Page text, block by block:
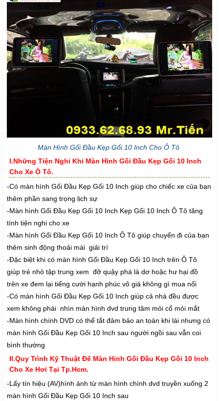
Màn Hình Gối Đầu Kẹp Gối 10 Inch Cho Ô Tô
I.Những Tiện Nghi Khi Màn Hình Gối Đầu Kẹp Gối 10 Inch
Cho Xe Ô Tô.
-Có màn hình Gối Đầu Kẹp Gối 10 Inch giúp cho chiếc xe của bạn
thêm phần sang trọng lịch sự
-Màn hình Gối Đầu Kẹp Gối 10 Inch Kẹp Gối 10 Inch Ô Tô tăng
tính tiện nghi cho xe
-Màn hình Gối Đầu Kẹp Gối 10 Inch Ô Tô giúp chuyến đi của bạn
thêm sinh động thoải mái giải trí
-Đặc biệt khi có màn hình Gối Đầu Kẹp Gối 10 Inch trên Ô Tô
giúp trẻ nhỏ tập trung xem đỡ quậy phá là dơ hoặc hư hại đồ
trên xe đem lại tiếng cười hạnh phúc vô giá không gì mua nổi
-Có màn hình Gối Đầu Kẹp Gối 10 Inch giúp cả nhà đều được
xem không phải nhìn màn hình dvd trung tâm mỏi cổ mỏi mắt
-Màn hình chính DVD có thể tắt đảm bảo an toàn khi lái nhưng có
màn hình Gối Đầu Kẹp Gối 10 Inch sau người ngồi sau vẫn coi
bình thường
II.Quy Trình Kỹ Thuật Để Màn Hinh Gối Đầu Kẹp Gối 10 Inch
Cho Xe Hơi Tại Tp.Hcm.
-Lấy tín hiệu (AV)hình ảnh từ màn hình chính dvd truyền xuống 2
màn hình Gối Đầu Kẹp Gối 10 Inch sau